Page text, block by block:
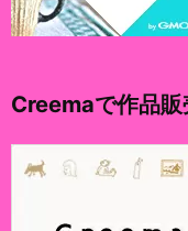
Creemaで作品